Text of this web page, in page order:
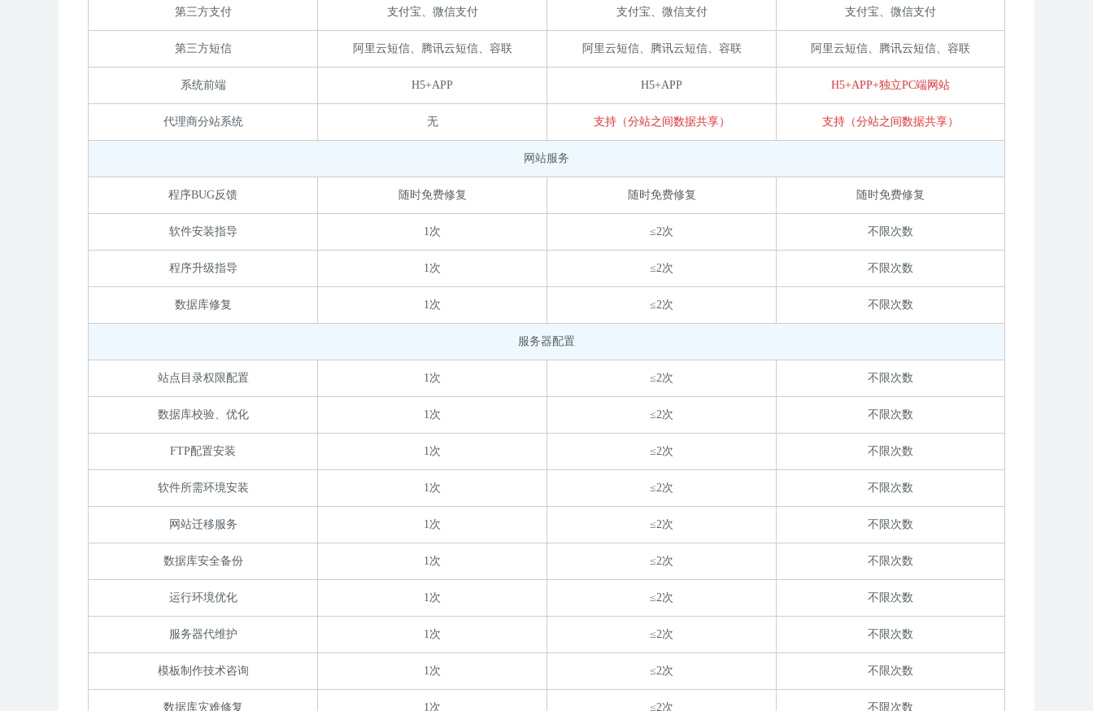
第三方支付 支付宝、微信支付 支付宝、微信支付 支付宝、微信支付
第三方短信 阿里云短信、腾讯云短信、容联 阿里云短信、腾讯云短信、容联 阿里云短信、腾讯云短信、容联
系统前端 H5+APP H5+APP H5+APP+独立PC端网站
代理商分站系统 无 支持（分站之间数据共享） 支持（分站之间数据共享）
网站服务
程序BUG反馈 随时免费修复 随时免费修复 随时免费修复
软件安装指导 1次 ≤2次 不限次数
程序升级指导 1次 ≤2次 不限次数
数据库修复 1次 ≤2次 不限次数
服务器配置
站点目录权限配置 1次 ≤2次 不限次数
数据库校验、优化 1次 ≤2次 不限次数
FTP配置安装 1次 ≤2次 不限次数
软件所需环境安装 1次 ≤2次 不限次数
网站迁移服务 1次 ≤2次 不限次数
数据库安全备份 1次 ≤2次 不限次数
运行环境优化 1次 ≤2次 不限次数
服务器代维护 1次 ≤2次 不限次数
模板制作技术咨询 1次 ≤2次 不限次数
数据库灾难修复 1次 ≤2次 不限次数